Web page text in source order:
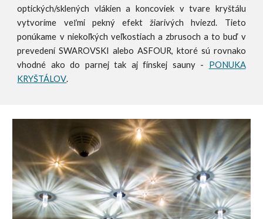
optických/sklených vlákien a koncoviek v tvare kryštálu
vytvoríme veľmi pekný efekt žiarivých hviezd. Tieto
ponúkame v niekoľkých veľkostiach a zbrusoch a to buď v
prevedení SWAROVSKI alebo ASFOUR, ktoré sú rovnako
vhodné ako do parnej tak aj fínskej sauny - PONUKA
KRYŠTÁLOV.